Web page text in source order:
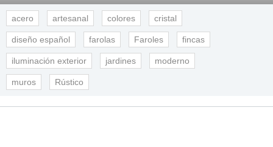
acero artesanal colores cristal
diseño español farolas Faroles fincas
iluminación exterior jardines moderno
muros Rústico